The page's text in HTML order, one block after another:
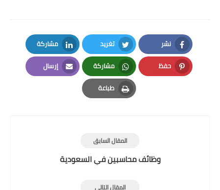
نشر
Facebook
تغريد
Twitter
مشاركة
LinkedIn
حفظ
Pinterest
مشاركة
Whatsapp
إرسال
Email
طباعة
Print
المقال السابق
وظائف محاسبين في السعودية
المقال التالي